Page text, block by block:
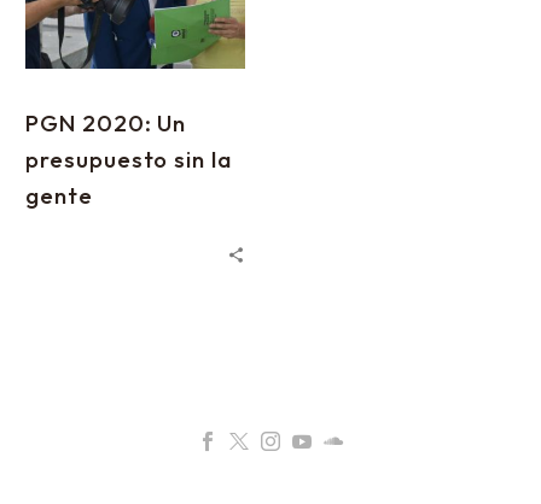
PGN 2020: Un
presupuesto sin la
gente